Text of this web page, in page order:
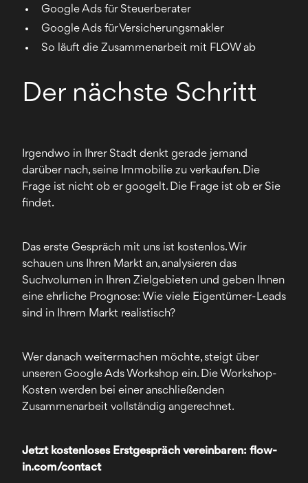
Google Ads für Steuerberater
Google Ads für Versicherungsmakler
So läuft die Zusammenarbeit mit FLOW ab
Der nächste Schritt
Irgendwo in Ihrer Stadt denkt gerade jemand
darüber nach, seine Immobilie zu verkaufen. Die
Frage ist nicht ob er googelt. Die Frage ist ob er Sie
findet.
Das erste Gespräch mit uns ist kostenlos. Wir
schauen uns Ihren Markt an, analysieren das
Suchvolumen in Ihren Zielgebieten und geben Ihnen
eine ehrliche Prognose: Wie viele Eigentümer-Leads
sind in Ihrem Markt realistisch?
Wer danach weitermachen möchte, steigt über
unseren Google Ads Workshop ein. Die Workshop-
Kosten werden bei einer anschließenden
Zusammenarbeit vollständig angerechnet.
Jetzt kostenloses Erstgespräch vereinbaren: flow-
in.com/contact